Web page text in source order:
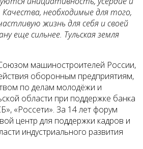
необходимые для того,
жизнь для себя и своей
еще сильнее. Тульская земля
машиностроителей России,
оборонным предприятиям,
по делам молодёжи и
области при поддержке банка
«Россети». За 14 лет форум
центр для поддержки кадров и
индустриального развития